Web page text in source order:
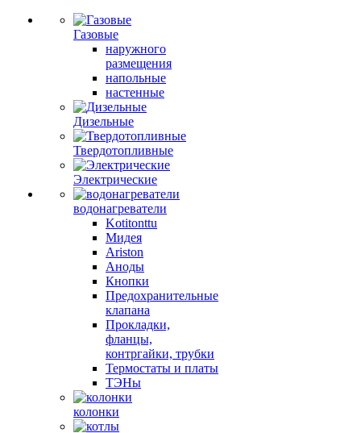
Газовые
наружного
размещения
напольные
настенные
Дизельные
Твердотопливные
Электрические
водонагреватели
Kotitonttu
Мидея
Ariston
Аноды
Кнопки
Предохранительные
клапана
Прокладки,
фланцы,
контргайки, трубки
Термостаты и платы
ТЭНы
колонки